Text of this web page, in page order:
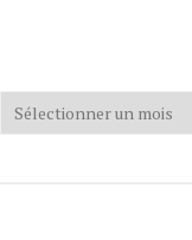
Archives